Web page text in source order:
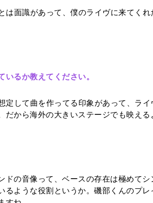
は面識があって、僕のライヴに来てくれ
るか教えてください。
定して曲を作ってる印象があって、ライ
から海外の大きいステージでも映える
ドの音像って、ベースの存在は極めてシ
ような役割というか。磯部くんのプレ